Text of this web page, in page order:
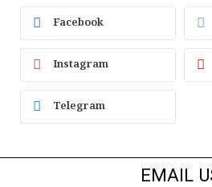
Facebook
Instagram
Telegram
EMAIL